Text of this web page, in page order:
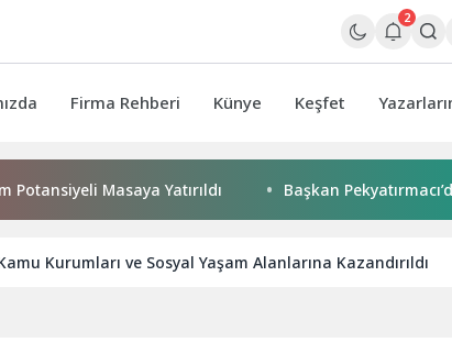
2
Firma Rehberi Künye Keşfet
Masaya Yatırıldı Başkan Pekyatırmacı’dan
Kurumları ve Sosyal Yaşam Alanlarına Kazandırıldı